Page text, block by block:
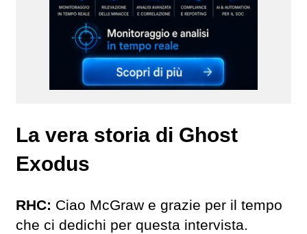
La vera storia di Ghost
Exodus
RHC: Ciao McGraw e grazie per il tempo
che ci dedichi per questa intervista.